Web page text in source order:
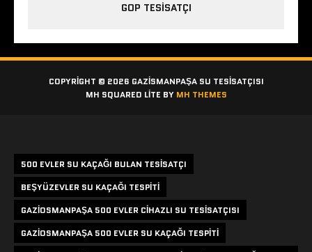
GOP TESISATÇI
COPYRIGHT © 2026 GAZISMANPAŞA SU TESISATÇISI
MH SQUARED LITE BY MH THEMES
500 EVLER SU KAÇAĞI BULAN TESISATÇI
BEŞYÜZEVLER SU KAÇAĞI TESPITI
GAZIOSMANPAŞA 500 EVLER CIHAZLI SU TESISATÇISI
GAZIOSMANPAŞA 500 EVLER SU KAÇAĞI TESPITI